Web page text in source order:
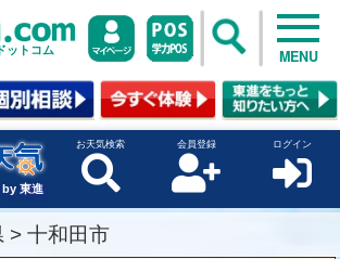
ットコム MENU
東進
お天気検索 会員登録 ログイン
> 十和田市